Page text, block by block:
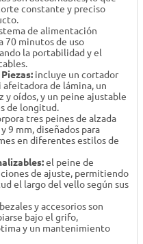
constante y preciso
de alimentación
70 minutos de uso
la portabilidad y el
incluye un cortador
de lámina, un
y oídos, y un peine ajustable
de longitud.
tres peines de alzada
9 mm, diseñados para
en diferentes estilos de
el peine de
de ajuste, permitiendo
el largo del vello según sus
y accesorios son
bajo el grifo,
y un mantenimiento